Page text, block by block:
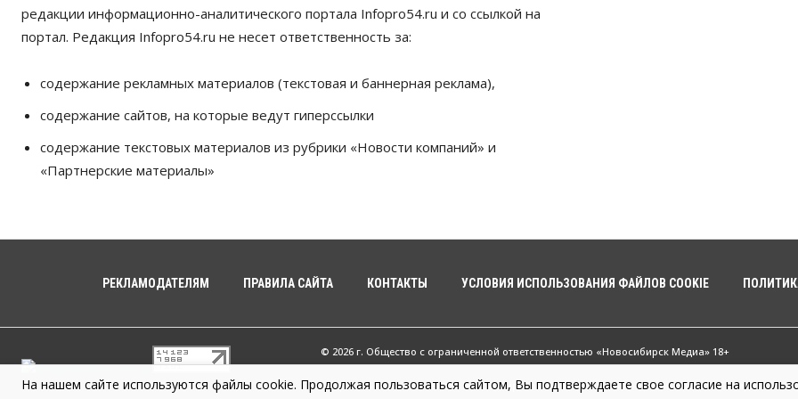
редакции информационно-аналитического портала Infopro54.ru и со ссылкой на
портал. Редакция Infopro54.ru не несет ответственность за:
содержание рекламных материалов (текстовая и баннерная реклама),
содержание сайтов, на которые ведут гиперссылки
содержание текстовых материалов из рубрики «Новости компаний» и
«Партнерские материалы»
РЕКЛАМОДАТЕЛЯМ ПРАВИЛА САЙТА КОНТАКТЫ УСЛОВИЯ ИСПОЛЬЗОВАНИЯ ФАЙЛОВ COOKIE
© 2026 г. Общество с ограниченной ответственностью «Новосибирск Медиа» 18+
Infopro54 - Важные новости Новосибирска и Новосибирской области. Новости Сибири
На нашем сайте используются файлы cookie. Продолжая пользоваться сайтом, Вы подтверждаете свое согласие на